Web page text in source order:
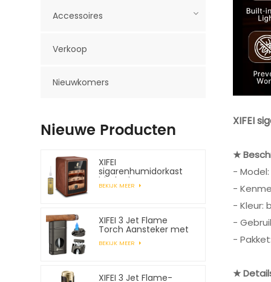
XIFEI
★
- Model:
-
- Kleur:
-
-
★
Accessoires
Verkoop
Nieuwkomers
Nieuwe Producten
XIFEI
sigarenhumidorkast
biedt plaats aan
maximaal 150 sigaren
BEKIJK MEER
XIFEI 3 Jet Flame
Torch Aansteker met
BEKIJK MEER
XIFEI 3 Jet Flame-